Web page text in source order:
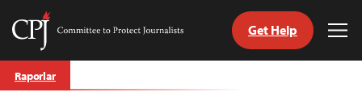
Skip
to
Committee
Journalists
Get Help
Raporlar